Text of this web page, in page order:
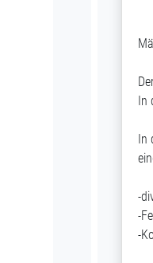
In
In
-
-
-